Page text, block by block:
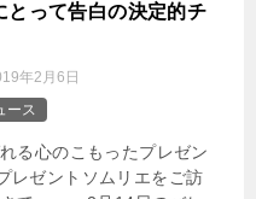
とって告白の決定的チ
年2月6日
ース
る心のこもったプレゼン
レゼントソムリエをご訪